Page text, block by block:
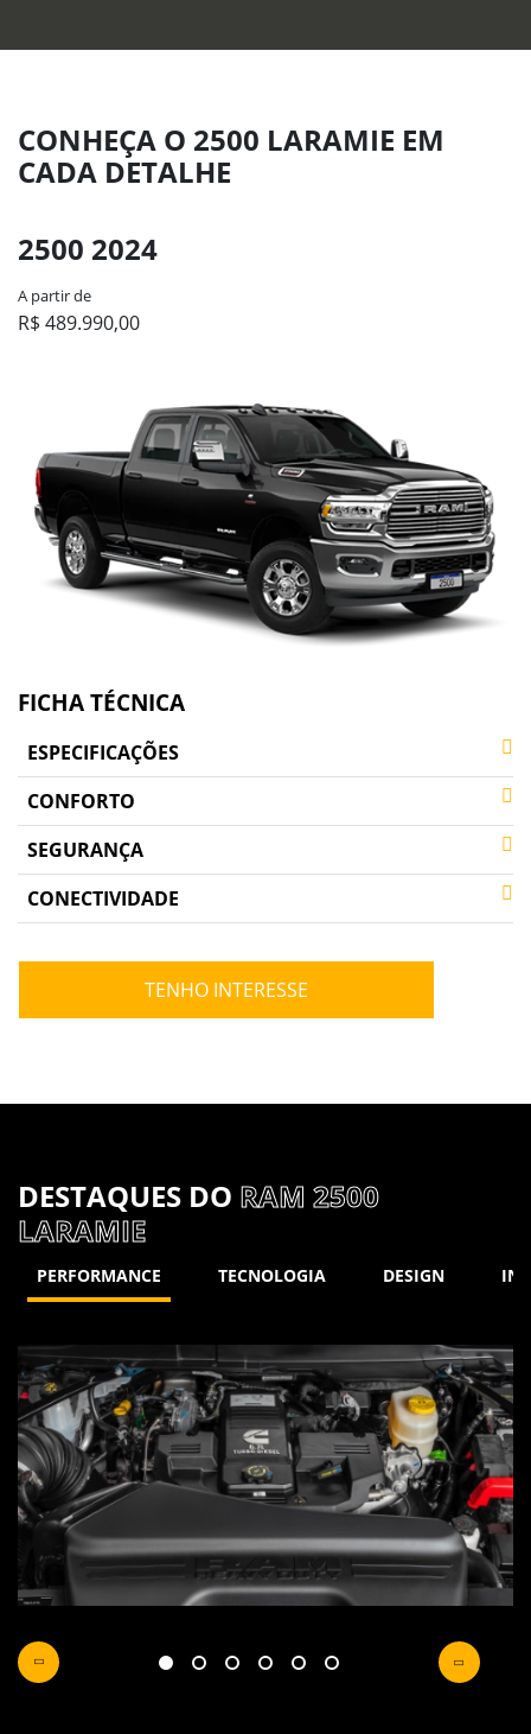
CONHEÇA O 2500 LARAMIE EM
CADA DETALHE
2500 2024
A partir de
R$ 489.990,00
FICHA TÉCNICA
ESPECIFICAÇÕES
CONFORTO
SEGURANÇA
CONECTIVIDADE
TENHO INTERESSE
DESTAQUES DO RAM 2500
LARAMIE
PERFORMANCE TECNOLOGIA DESIGN